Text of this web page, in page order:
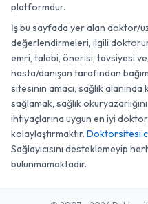
platformdur.
İş bu sayfada yer alan doktor/
değerlendirmeleri, ilgili
emri, talebi, önerisi, tavsiyesi
hasta/danışan tarafından
sitesinin amacı, sağlık
sağlamak, sağlık
ihtiyaçlarına uygun en iyi doktor
kolaylaştırmaktır.
Sağlayıcısını desteklemeyip
bulunmamaktadır.